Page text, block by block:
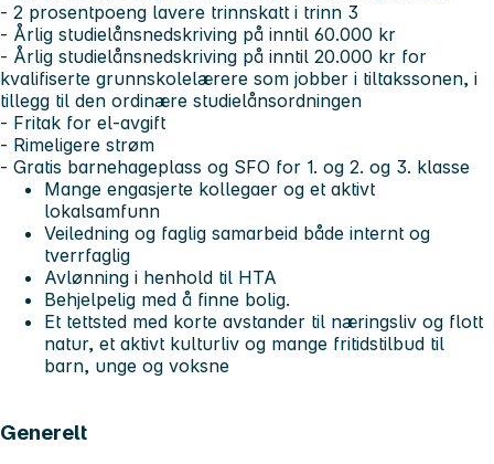
- 2 prosentpoeng lavere trinnskatt i trinn 3
- Årlig studielånsnedskriving på inntil 60.000 kr
- Årlig studielånsnedskriving på inntil 20.000 kr for
kvalifiserte grunnskolelærere som jobber i tiltakssonen, i
tillegg til den ordinære studielånsordningen
- Fritak for el-avgift
- Rimeligere strøm
- Gratis barnehageplass og SFO for 1. og 2. og 3. klasse
Mange engasjerte kollegaer og et aktivt
lokalsamfunn
Veiledning og faglig samarbeid både internt og
tverrfaglig
Avlønning i henhold til HTA
Behjelpelig med å finne bolig.
Et tettsted med korte avstander til næringsliv og flott
natur, et aktivt kulturliv og mange fritidstilbud til
barn, unge og voksne
Generelt